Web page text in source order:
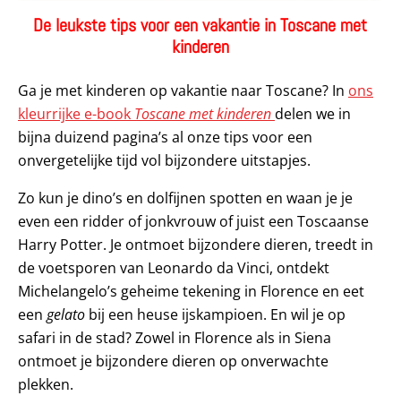
De leukste tips voor een vakantie in Toscane met
kinderen
Ga je met kinderen op vakantie naar Toscane? In ons
kleurrijke e-book Toscane met kinderendelen we in
bijna duizend pagina’s al onze tips voor een
onvergetelijke tijd vol bijzondere uitstapjes.
Zo kun je dino’s en dolfijnen spotten en waan je je
even een ridder of jonkvrouw of juist een Toscaanse
Harry Potter. Je ontmoet bijzondere dieren, treedt in
de voetsporen van Leonardo da Vinci, ontdekt
Michelangelo’s geheime tekening in Florence en eet
eengelato bij een heuse ijskampioen. En wil je op
safari in de stad? Zowel in Florence als in Siena
ontmoet je bijzondere dieren op onverwachte
plekken.